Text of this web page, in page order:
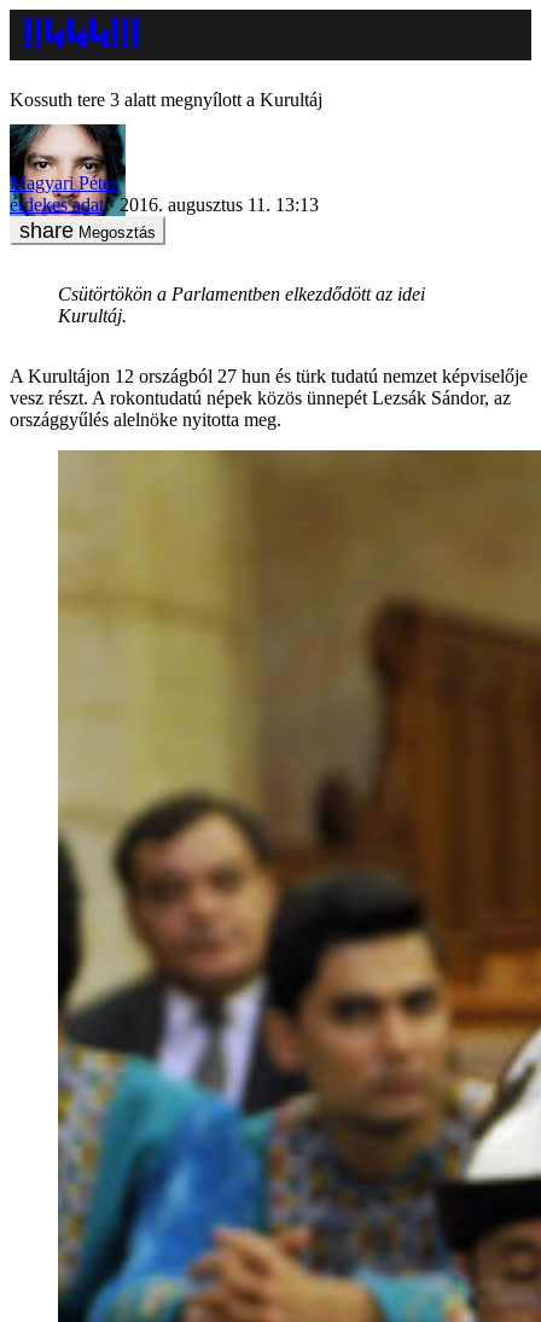
Kossuth tere 3 alatt megnyílott a Kurultáj
Magyari Péter
érdekes adat
2016. augusztus 11. 13:13
Megosztás
Csütörtökön a Parlamentben elkezdődött az idei
Kurultáj.
A Kurultájon 12 országból 27 hun és türk tudatú nemzet képviselője
vesz részt. A rokontudatú népek közös ünnepét Lezsák Sándor, az
országgyűlés alelnöke nyitotta meg.